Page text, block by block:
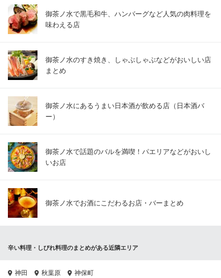
御茶ノ水で黒毛和牛、ハンバーグなど人気の肉料理を
味わえる店
御茶ノ水のすき焼き、しゃぶしゃぶなどがおいしい店
まとめ
御茶ノ水にあるうまい日本酒が飲める店（日本酒バ
ー）
御茶ノ水で話題のバルを満喫！パエリアなどがおいし
いお店
御茶ノ水でお酒にこだわるお店・バーまとめ
辛い料理・しびれ料理のまとめがある近隣エリア
神田 秋葉原 神保町